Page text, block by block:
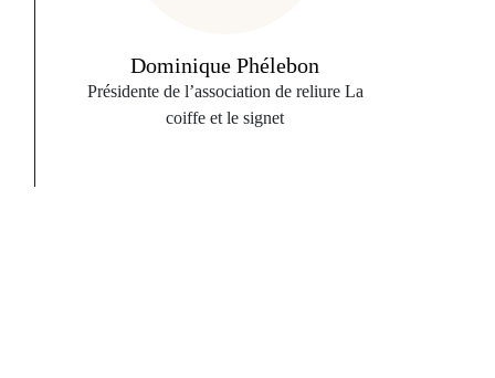
Dominique Phélebon
Présidente de l’association de reliure La
coiffe et le signet